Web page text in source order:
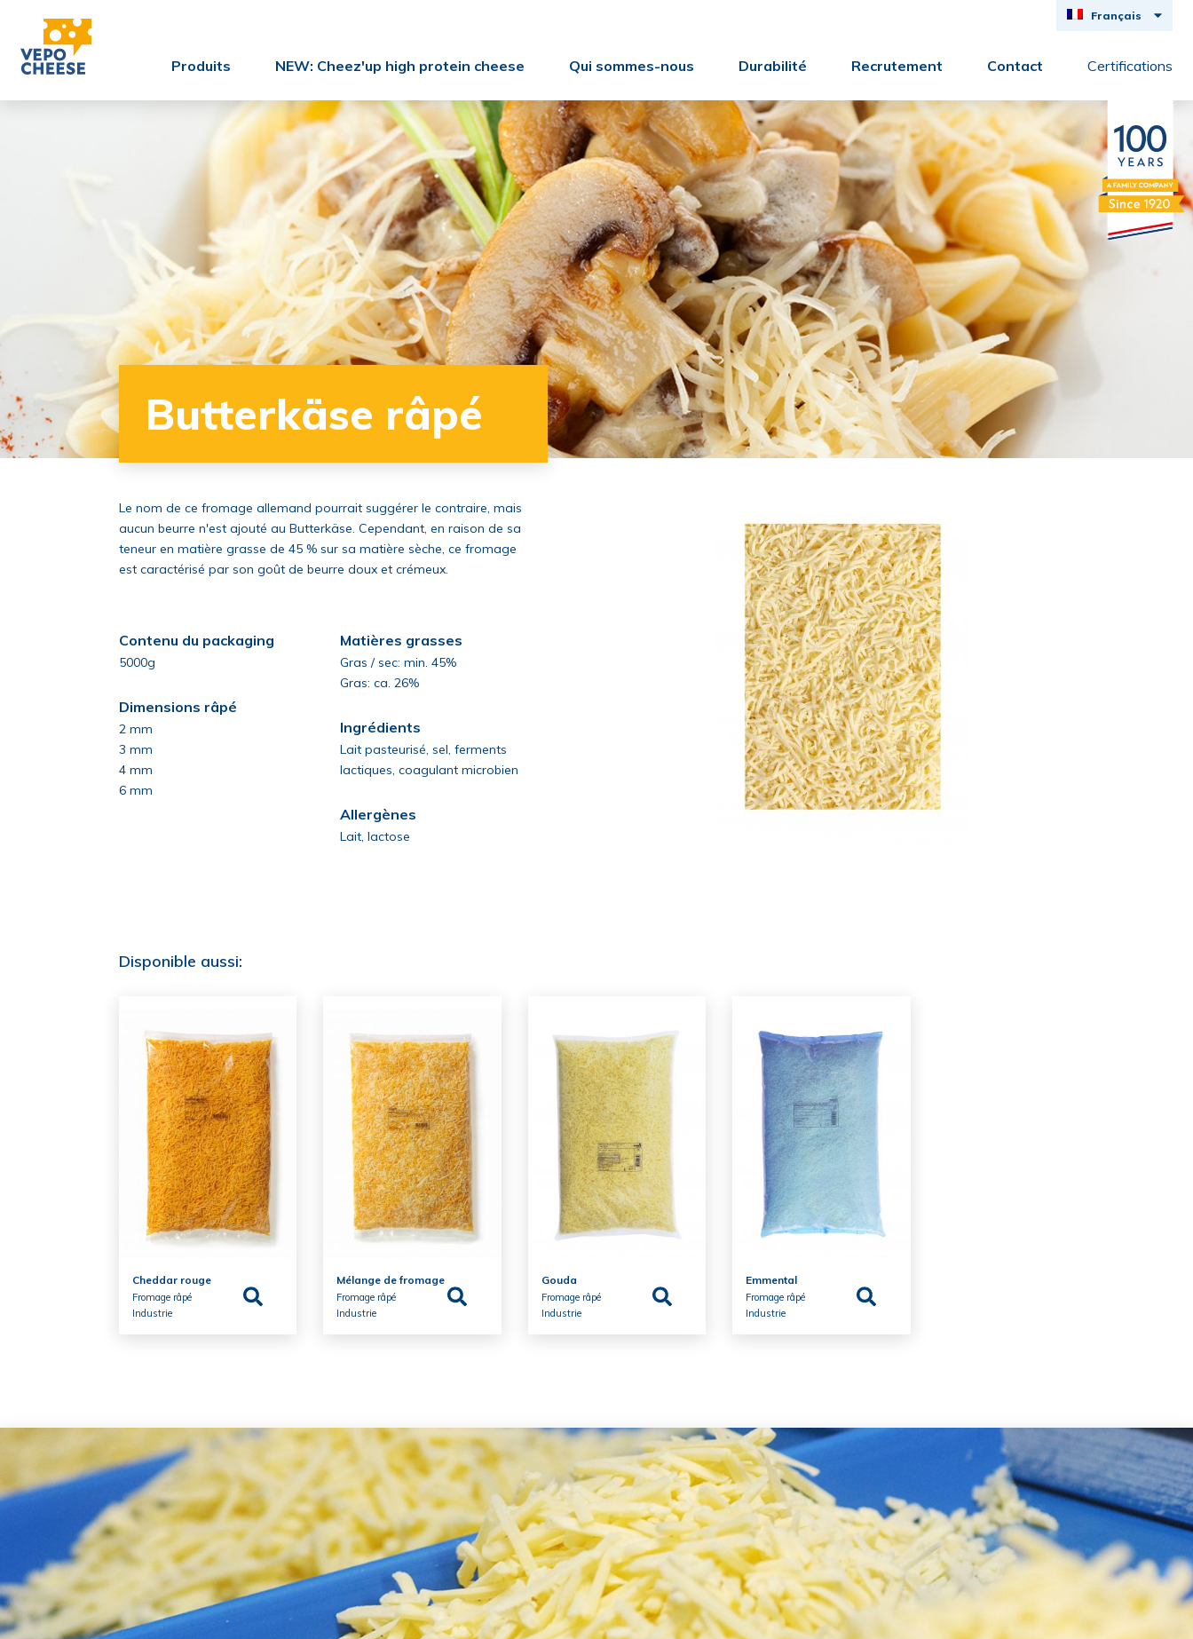
Produits NEW: Cheez'up high protein cheese Qui sommes-nous Durabilité Recrutement Contact Certifications
Français
Butterkäse râpé
Le nom de ce fromage allemand pourrait suggérer le contraire, mais
aucun beurre n'est ajouté au Butterkäse. Cependant, en raison de sa
teneur en matière grasse de 45 % sur sa matière sèche, ce fromage
est caractérisé par son goût de beurre doux et crémeux.
Contenu du packaging
5000g
Dimensions râpé
2 mm
3 mm
4 mm
6 mm
Matières grasses
Gras / sec: min. 45%
Gras: ca. 26%
Ingrédients
Lait pasteurisé, sel, ferments
lactiques, coagulant microbien
Allergènes
Lait, lactose
Disponible aussi:
Cheddar rouge
Fromage râpé
Industrie
Mélange de fromage
Fromage râpé
Industrie
Gouda
Fromage râpé
Industrie
Emmental
Fromage râpé
Industrie